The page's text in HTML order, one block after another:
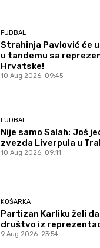
FUDBAL
Strahinja Pavlović će
u tandemu sa
Hrvatske!
10 Aug 2026. 09:45
FUDBAL
Nije samo Salah: Još
zvezda Liverpula u
10 Aug 2026. 09:11
KOŠARKA
Partizan Karliku želi
društvo iz
9 Aug 2026. 23:54